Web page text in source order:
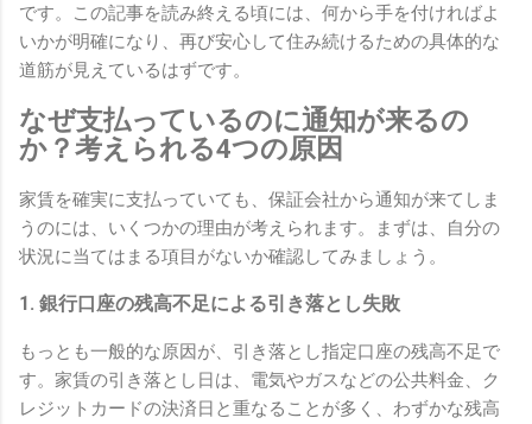
です。この記事を読み終える頃には、何から手を付ければよ
いかが明確になり、再び安心して住み続けるための具体的な
道筋が見えているはずです。
なぜ支払っているのに通知が来るの
か？考えられる4つの原因
家賃を確実に支払っていても、保証会社から通知が来てしま
うのには、いくつかの理由が考えられます。まずは、自分の
状況に当てはまる項目がないか確認してみましょう。
1. 銀行口座の残高不足による引き落とし失敗
もっとも一般的な原因が、引き落とし指定口座の残高不足で
す。家賃の引き落とし日は、電気やガスなどの公共料金、ク
レジットカードの決済日と重なることが多く、わずかな残高